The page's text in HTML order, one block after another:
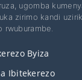
ugomba
zirimo kandi
rwuburambe.
Byiza
Ibitekerezo